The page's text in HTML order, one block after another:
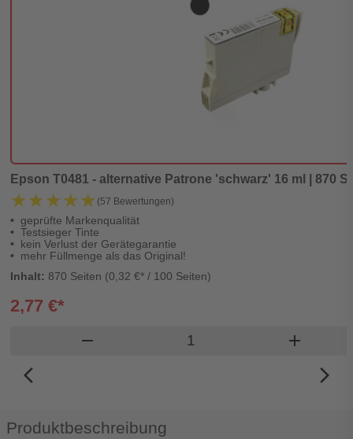
Epson T0481 - alternative Patrone 'schwarz' 16 ml | 870
★★★★★
★★★★★ (57 Bewertungen)
geprüfte Markenqualität
Testsieger Tinte
kein Verlust der Gerätegarantie
mehr Füllmenge als das Original!
Inhalt: 870 Seiten (0,32 €* / 100 Seiten)
2,77 €*
remove Produkt Warenkorb
add
arrow_back_ios_new
arrow_forward_ios
Produktbeschreibung